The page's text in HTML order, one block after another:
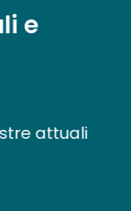
e
attuali